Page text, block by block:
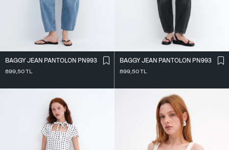
BAGGY JEAN PANTOLON PN993
899,50TL
BAGGY JEAN PANTOLON PN993
899,50TL